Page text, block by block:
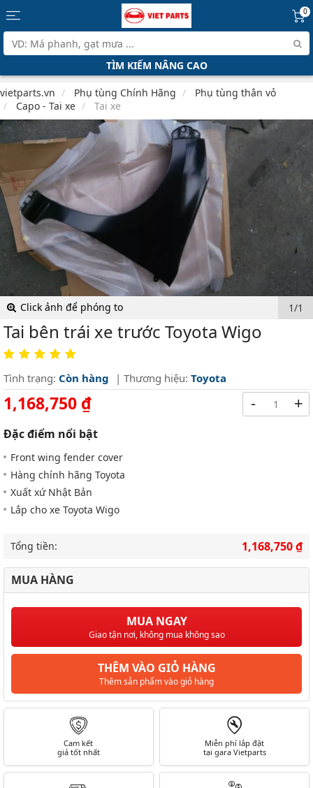
0
TÌM KIẾM NÂNG CAO
vietparts.vn Phụ tùng Chính Hãng
Phụ tùng thân vỏ
Capo - Tai xe
Tai xe
Click ảnh để phóng to 1/1
Tai bên trái xe trước Toyota Wigo
Tình trạng: Còn hàng | Thương hiệu: Toyota
1,168,750 ₫
Đặc điểm nổi bật
Front wing fender cover
Hàng chính hãng Toyota
Xuất xứ Nhật Bản
Lắp cho xe Toyota Wigo
- +
Tổng tiền: 1,168,750 ₫
MUA HÀNG
MUA NGAY
Giao tận nơi, không mua không sao
THÊM VÀO GIỎ HÀNG
Thêm sản phẩm vào giỏ hàng
Cam kết
giá tốt nhất
Miễn phí lắp đặt
tại gara Vietparts